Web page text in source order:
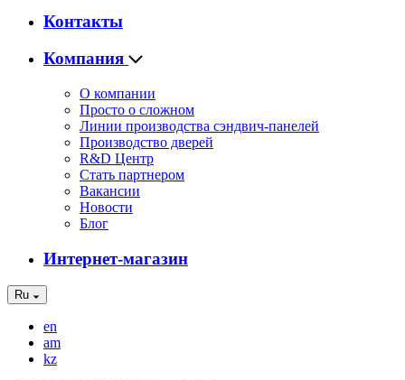
Контакты
Компания
О компании
Просто о сложном
Линии производства сэндвич-панелей
Производство дверей
R&D Центр
Стать партнером
Вакансии
Новости
Блог
Интернет-магазин
Ru
en
am
kz